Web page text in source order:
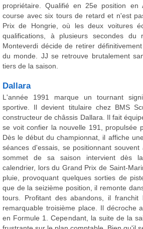
propriétaire. Qualifié en 25e position en
course avec six tours de retard et n'est
Prix de Hongrie, où les deux voitures
qualifications, à plusieurs secondes du
Monteverdi décide de retirer
du monde. JJ se retrouve brutalement
tiers de la saison.
Dallara
L'année 1991 marque un tournant
sportive. Il devient titulaire chez BMS
constructeur de châssis Dallara. Il fait
se voit confier la nouvelle 191, propulsée
Dès le début du championnat, il affiche
séances d'essais, se positionnant
sommet de sa saison intervient dès
calendrier, lors du Grand Prix de Saint-
pluie, provoquant quelques sorties de
que de la seizième position, il remonte
tours. Profitant des abandons, il
remarquable troisième place. Il décroche
en Formule 1. Cependant, la suite de la